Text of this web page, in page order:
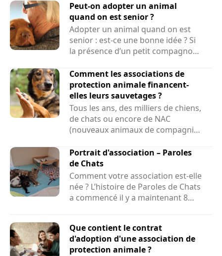
Peut-on adopter un animal
quand on est senior ?
Adopter un animal quand on est
senior : est-ce une bonne idée ? Si
la présence d’un petit compagnon
Comment les associations de
protection animale financent-
elles leurs sauvetages ?
Tous les ans, des milliers de chiens,
de chats ou encore de NAC
(nouveaux animaux de compagnie)
Portrait d'association – Paroles
de Chats
Comment votre association est-elle
née ? L’histoire de Paroles de Chats
a commencé il y a maintenant 8
Que contient le contrat
d'adoption d'une association de
protection animale ?